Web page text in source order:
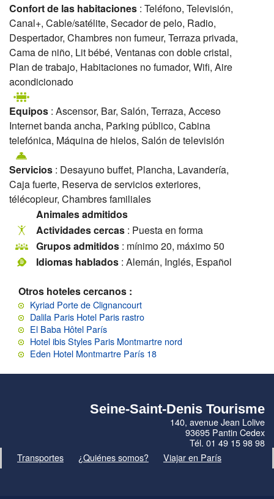
Confort de las habitaciones : Teléfono, Televisión,
Canal+, Cable/satélite, Secador de pelo, Radio,
Despertador, Chambres non fumeur, Terraza privada,
Cama de niño, Lit bébé, Ventanas con doble cristal,
Plan de trabajo, Habitaciones no fumador, Wifi, Aire
acondicionado
Equipos : Ascensor, Bar, Salón, Terraza, Acceso
Internet banda ancha, Parking público, Cabina
telefónica, Máquina de hielos, Salón de televisión
Servicios : Desayuno buffet, Plancha, Lavandería,
Caja fuerte, Reserva de servicios exteriores,
télécopieur, Chambres familiales
Animales admitidos
Actividades cercas : Puesta en forma
Grupos admitidos : mínimo 20, máximo 50
Idiomas hablados : Alemán, Inglés, Español
Otros hoteles cercanos :
Kyriad Porte de Clignancourt
Dalila Paris Hotel Paris rastro
El Baba Hôtel París
Hotel ibis Styles Paris Montmartre nord
Eden Hotel Montmartre París 18
Seine-Saint-Denis Tourisme
140, avenue Jean Lolive
93695 Pantin Cedex
Tél. 01 49 15 98 98
Transportes
¿Quiénes somos? Viajar en París